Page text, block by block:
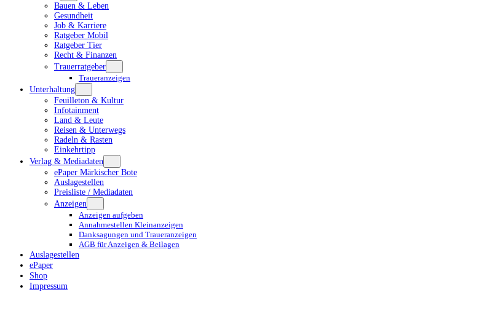
Bauen & Leben
Gesundheit
Job & Karriere
Ratgeber Mobil
Ratgeber Tier
Recht & Finanzen
Trauerratgeber
Traueranzeigen
Unterhaltung
Feuilleton & Kultur
Infotainment
Land & Leute
Reisen & Unterwegs
Radeln & Rasten
Einkehrtipp
Verlag & Mediadaten
ePaper Märkischer Bote
Auslagestellen
Preisliste / Mediadaten
Anzeigen
Anzeigen aufgeben
Annahmestellen Kleinanzeigen
Danksagungen und Traueranzeigen
AGB für Anzeigen & Beilagen
Auslagestellen
ePaper
Shop
Impressum